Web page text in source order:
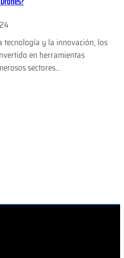
tecnología y la innovación, los
en herramientas
sectores…